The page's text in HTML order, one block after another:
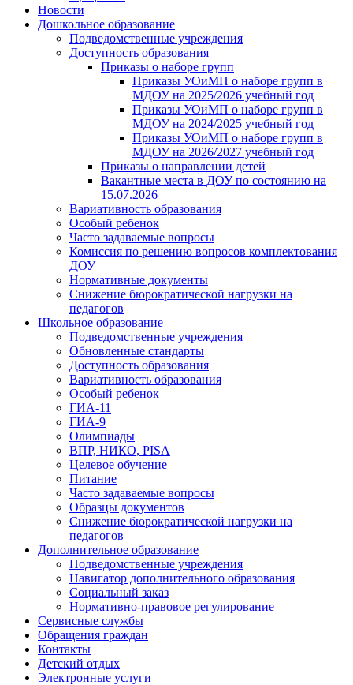
Новости
Дошкольное образование
Подведомственные учреждения
Доступность образования
Приказы о наборе групп
Приказы УОиМП о наборе групп в
МДОУ на 2025/2026 учебный год
Приказы УОиМП о наборе групп в
МДОУ на 2024/2025 учебный год
Приказы УОиМП о наборе групп в
МДОУ на 2026/2027 учебный год
Приказы о направлении детей
Вакантные места в ДОУ по состоянию на
15.07.2026
Вариативность образования
Особый ребенок
Часто задаваемые вопросы
Комиссия по решению вопросов комплектования
ДОУ
Нормативные документы
Снижение бюрократической нагрузки на
педагогов
Школьное образование
Подведомственные учреждения
Обновленные стандарты
Доступность образования
Вариативность образования
Особый ребенок
ГИА-11
ГИА-9
Олимпиады
ВПР, НИКО, PISA
Целевое обучение
Питание
Часто задаваемые вопросы
Образцы документов
Снижение бюрократической нагрузки на
педагогов
Дополнительное образование
Подведомственные учреждения
Навигатор дополнительного образования
Социальный заказ
Нормативно-правовое регулирование
Сервисные службы
Обращения граждан
Контакты
Детский отдых
Электронные услуги